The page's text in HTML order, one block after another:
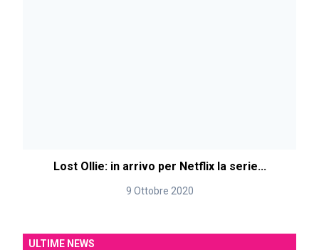
Lost Ollie: in arrivo per Netflix la serie...
9 Ottobre 2020
ULTIME NEWS